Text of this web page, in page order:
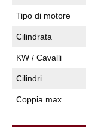
Tipo di motore
Cilindrata
KW / Cavalli
Cilindri
Coppia max